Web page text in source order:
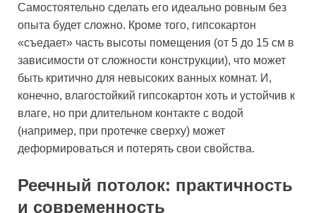
Самостоятельно сделать его идеально ровным без
опыта будет сложно. Кроме того, гипсокартон
«съедает» часть высоты помещения (от 5 до 15 см в
зависимости от сложности конструкции), что может
быть критично для невысоких ванных комнат. И,
конечно, влагостойкий гипсокартон хоть и устойчив к
влаге, но при длительном контакте с водой
(например, при протечке сверху) может
деформироваться и потерять свои свойства.
Реечный потолок: практичность
и современность